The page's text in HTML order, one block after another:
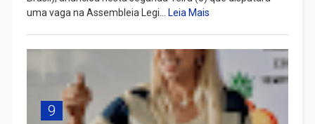
uma vaga na Assembleia Legi...
Leia Mais
9